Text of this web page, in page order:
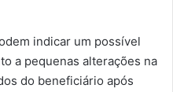
indicar um possível
a pequenas alterações na
do beneficiário após